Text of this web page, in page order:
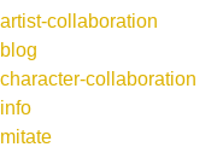
artist-collaboration
blog
character-collaboration
info
mitate